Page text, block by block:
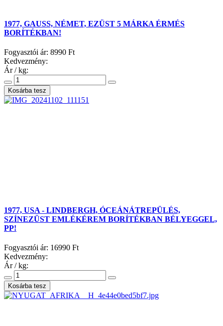
1977, GAUSS, NÉMET, EZÜST 5 MÁRKA ÉRMÉS
BORÍTÉKBAN!
Fogyasztói ár: 8990 Ft
Kedvezmény:
Ár / kg:
1977, USA - LINDBERGH, ÓCEÁNÁTREPÜLÉS,
SZÍNEZÜST EMLÉKÉREM BORÍTÉKBAN BÉLYEGGEL,
PP!
Fogyasztói ár: 16990 Ft
Kedvezmény:
Ár / kg: